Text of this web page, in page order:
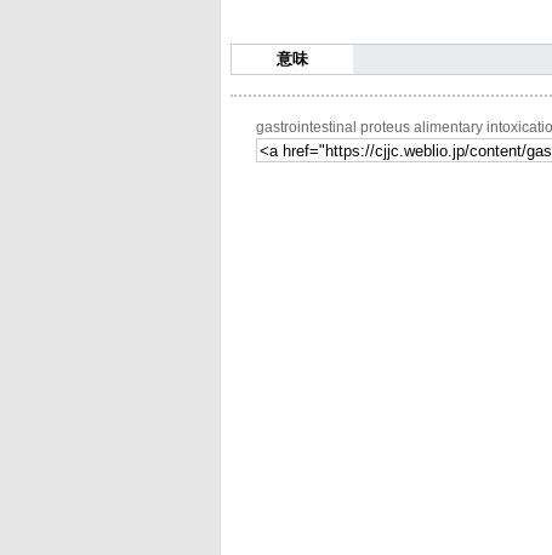
意味
gastrointestinal proteus alimentary